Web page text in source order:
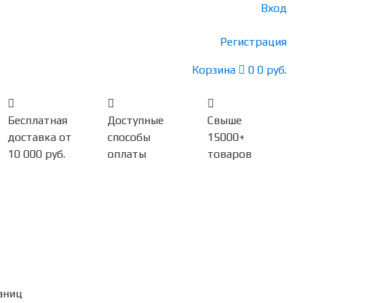
Вход
Регистрация
Корзина 0 0 руб.
Бесплатная
доставка от
10 000 руб.
Доступные
способы
оплаты
Свыше
15000+
товаров